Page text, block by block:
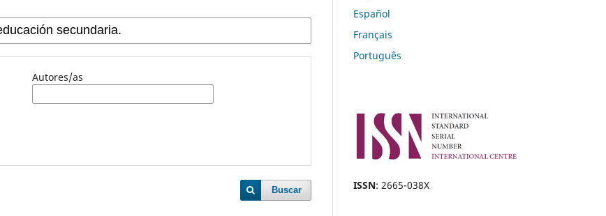
Autores/as
Buscar
Español
Français
Português
ISSN: 2665-038X